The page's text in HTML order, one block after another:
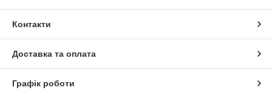
Контакти
Доставка та оплата
Графік роботи